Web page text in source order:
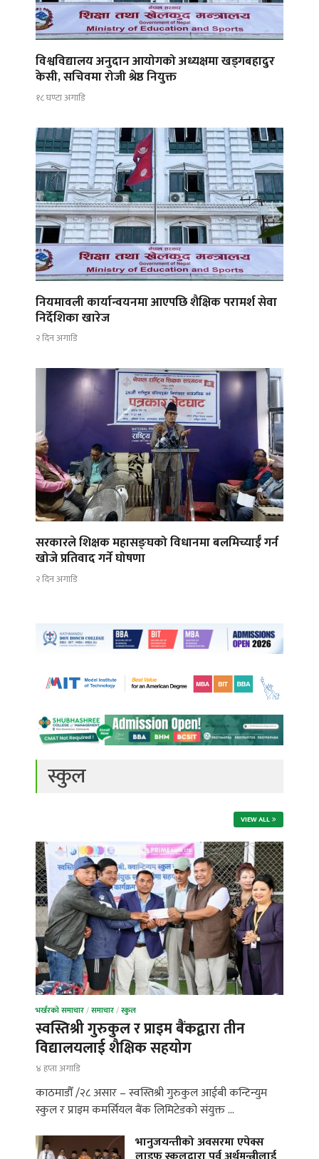
विश्वविद्यालय अनुदान आयोगको अध्यक्षमा खड्गबहादुर
केसी, सचिवमा रोजी श्रेष्ठ नियुक्त
१८ घण्टा अगाडि
नियमावली कार्यान्वयनमा आएपछि शैक्षिक परामर्श सेवा
निर्देशिका खारेज
२ दिन अगाडि
सरकारले शिक्षक महासङ्घको विधानमा बलमिच्याईँ गर्न
खोजे प्रतिवाद गर्ने घोषणा
२ दिन अगाडि
स्कुल
VIEW ALL
भर्खरको समाचार/समाचार/स्कुल
स्वस्तिश्री गुरुकुल र प्राइम बैंकद्वारा तीन
विद्यालयलाई शैक्षिक सहयोग
४ हप्ता अगाडि
काठमाडौँ /२८ असार – स्वस्तिश्री गुरुकुल आईबी कन्टिन्युम
स्कुल र प्राइम कमर्सियल बैंक लिमिटेडको संयुक्त …
भानुजयन्तीको अवसरमा एपेक्स